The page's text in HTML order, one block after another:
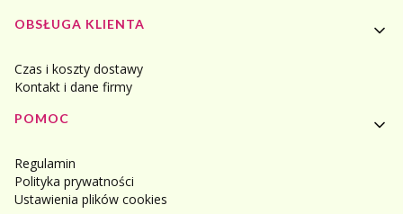
Linki w stopce
OBSŁUGA KLIENTA
Czas i koszty dostawy
Kontakt i dane firmy
POMOC
Regulamin
Polityka prywatności
Ustawienia plików cookies